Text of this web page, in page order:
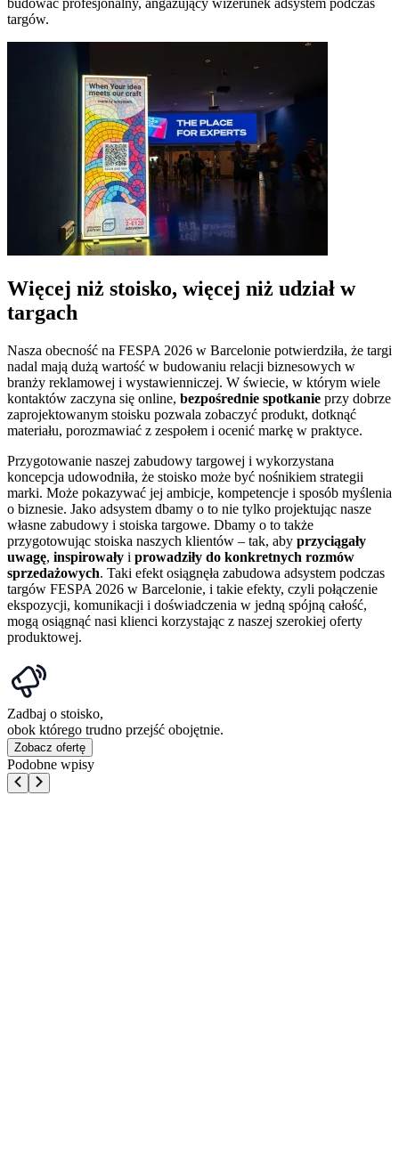
targów.
Więcej niż stoisko, więcej niż udział w
targach
Nasza obecność na FESPA 2026 w Barcelonie potwierdziła, że targi
nadal mają dużą wartość w budowaniu relacji biznesowych w
branży reklamowej i wystawienniczej. W świecie, w którym wiele
kontaktów zaczyna się online, bezpośrednie spotkanie przy dobrze
zaprojektowanym stoisku pozwala zobaczyć produkt, dotknąć
materiału, porozmawiać z zespołem i ocenić markę w praktyce.
Przygotowanie naszej zabudowy targowej i wykorzystana
koncepcja udowodniła, że stoisko może być nośnikiem strategii
marki. Może pokazywać jej ambicje, kompetencje i sposób myślenia
o biznesie. Jako adsystem dbamy o to nie tylko projektując nasze
własne zabudowy i stoiska targowe. Dbamy o to także
przygotowując stoiska naszych klientów – tak, aby przyciągały
uwagę, inspirowały i prowadziły do konkretnych rozmów
sprzedażowych. Taki efekt osiągnęła zabudowa adsystem podczas
targów FESPA 2026 w Barcelonie, i takie efekty, czyli połączenie
ekspozycji, komunikacji i doświadczenia w jedną spójną całość,
mogą osiągnąć nasi klienci korzystając z naszej szerokiej oferty
produktowej.
Zadbaj o stoisko,
obok którego trudno przejść obojętnie.
Zobacz ofertę
Podobne wpisy